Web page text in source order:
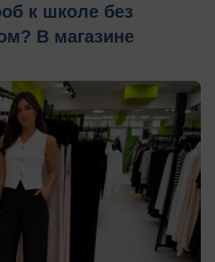
к школе без
В магазине